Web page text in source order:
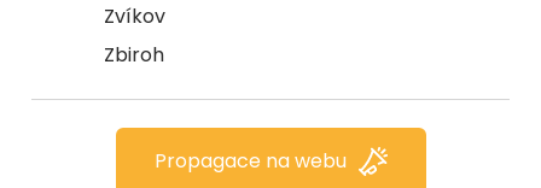
Zvíkov
Zbiroh
Propagace na webu